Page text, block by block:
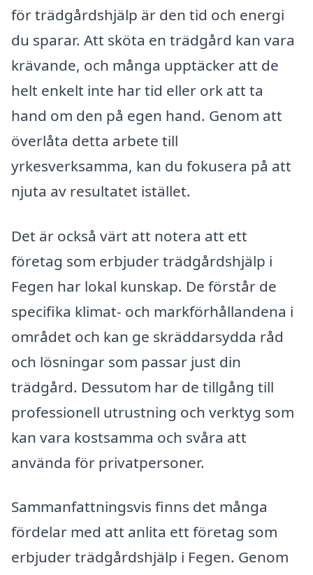
för trädgårdshjälp är den tid och energi
du sparar. Att sköta en trädgård kan vara
krävande, och många upptäcker att de
helt enkelt inte har tid eller ork att ta
hand om den på egen hand. Genom att
överlåta detta arbete till
yrkesverksamma, kan du fokusera på att
njuta av resultatet istället.
Det är också värt att notera att ett
företag som erbjuder trädgårdshjälp i
Fegen har lokal kunskap. De förstår de
specifika klimat- och markförhållandena i
området och kan ge skräddarsydda råd
och lösningar som passar just din
trädgård. Dessutom har de tillgång till
professionell utrustning och verktyg som
kan vara kostsamma och svåra att
använda för privatpersoner.
Sammanfattningsvis finns det många
fördelar med att anlita ett företag som
erbjuder trädgårdshjälp i Fegen. Genom